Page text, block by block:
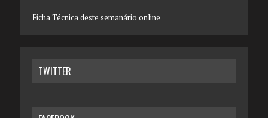
Ficha Técnica deste semanário online
TWITTER